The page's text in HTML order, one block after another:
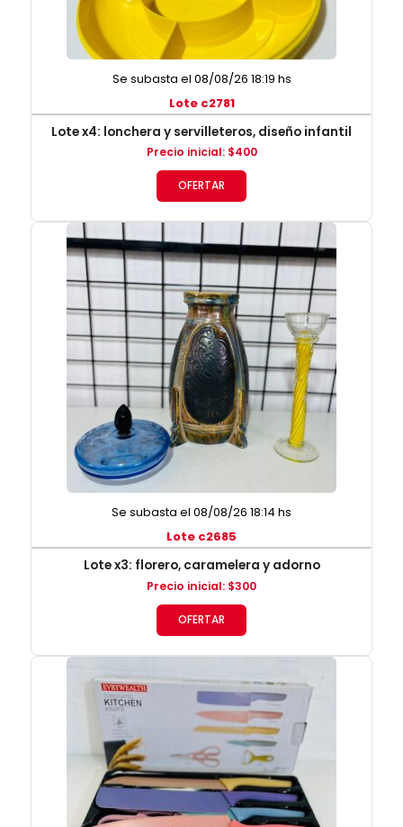
Se subasta el 08/08/26 18:19 hs
Lote c2781
Lote x4: lonchera y servilleteros, diseño infantil
Precio inicial: $400
OFERTAR
Se subasta el 08/08/26 18:14 hs
Lote c2685
Lote x3: florero, caramelera y adorno
Precio inicial: $300
OFERTAR